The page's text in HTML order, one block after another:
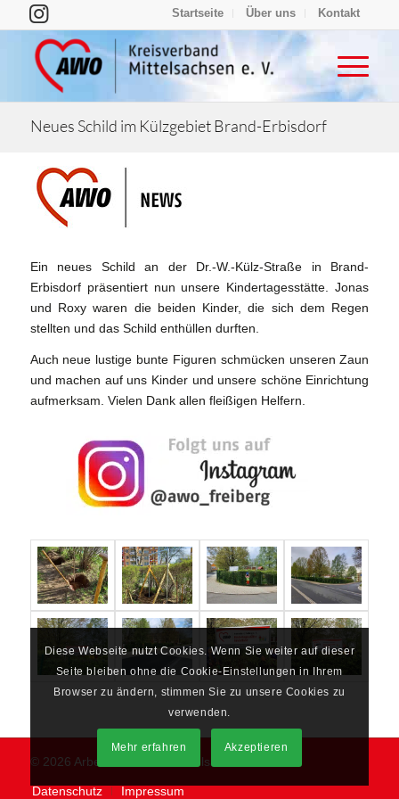
Startseite Über uns Kontakt
Neues Schild im Külzgebiet Brand-Erbisdorf
Ein neues Schild an der Dr.-W.-Külz-Straße in Brand-
Erbisdorf präsentiert nun unsere Kindertagesstätte. Jonas
und Roxy waren die beiden Kinder, die sich dem Regen
stellten und das Schild enthüllen durften.
Auch neue lustige bunte Figuren schmücken unseren Zaun
und machen auf uns Kinder und unsere schöne Einrichtung
aufmerksam. Vielen Dank allen fleißigen Helfern.
© 2026 Arbeiterwohlfahrt Mittelsachsen e.V.
Datenschutz Impressum
Diese Webseite nutzt Cookies. Wenn Sie weiter auf dieser
Seite bleiben ohne die Cookie-Einstellungen in Ihrem
Browser zu ändern, stimmen Sie zu unsere Cookies zu
verwenden.
Mehr erfahren Akzeptieren